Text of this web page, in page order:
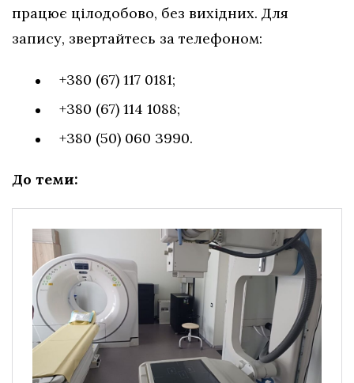
працює цілодобово, без вихідних. Для
запису, звертайтесь за телефоном:
+380 (67) 117 0181;
+380 (67) 114 1088;
+380 (50) 060 3990.
До теми: